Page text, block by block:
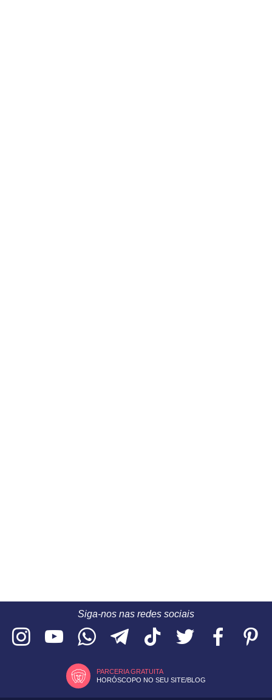
Siga-nos nas redes sociais
PARCERIA GRATUITA
HORÓSCOPO NO SEU SITE/BLOG